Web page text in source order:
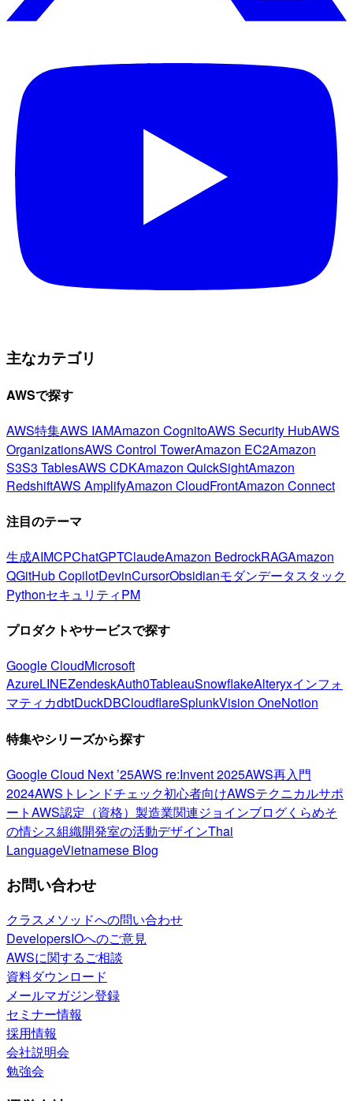
主なカテゴリ
AWSで探す
AWS特集AWS IAMAmazon CognitoAWS Security HubAWS
OrganizationsAWS Control TowerAmazon EC2Amazon
S3S3 TablesAWS CDKAmazon QuickSightAmazon
RedshiftAWS AmplifyAmazon CloudFrontAmazon Connect
注目のテーマ
生成AIMCPChatGPTClaudeAmazon BedrockRAGAmazon
QGitHub CopilotDevinCursorObsidianモダンデータスタック
PythonセキュリティPM
プロダクトやサービスで探す
Google CloudMicrosoft
AzureLINEZendeskAuth0TableauSnowflakeAlteryxインフォ
マティカdbtDuckDBCloudflareSplunkVision OneNotion
特集やシリーズから探す
Google Cloud Next ’25AWS re:Invent 2025AWS再入門
2024AWSトレンドチェック初心者向けAWSテクニカルサポ
ートAWS認定（資格） 製造業関連ジョインブログくらめそ
の情シス組織開発室の活動デザインThai
LanguageVietnamese Blog
お問い合わせ
クラスメソッドへの問い合わせ
DevelopersIOへのご意見
AWSに関するご相談
資料ダウンロード
メールマガジン登録
セミナー情報
採用情報
会社説明会
勉強会